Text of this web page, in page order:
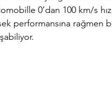
0’dan 100 km/s
performansına rağmen